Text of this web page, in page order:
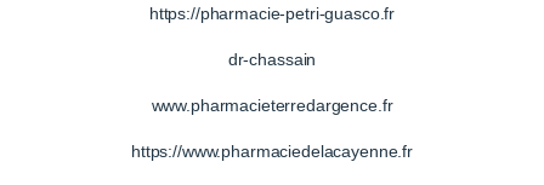
https://pharmacie-petri-guasco.fr
dr-chassain
www.pharmacieterredargence.fr
https://www.pharmaciedelacayenne.fr